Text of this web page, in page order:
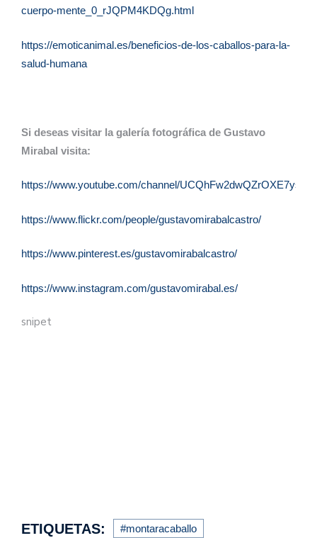
cuerpo-mente_0_rJQPM4KDQg.html
https://emoticanimal.es/beneficios-de-los-caballos-para-la-
salud-humana
Si deseas visitar la galería fotográfica de Gustavo
Mirabal visita:
https://www.youtube.com/channel/
https://www.flickr.com/people/gustavomirabalcastro/
https://www.pinterest.es/gustavomirabalcastro/
https://www.instagram.com/gustavomirabal.es/
snipet
ETIQUETAS: #montaracaballo